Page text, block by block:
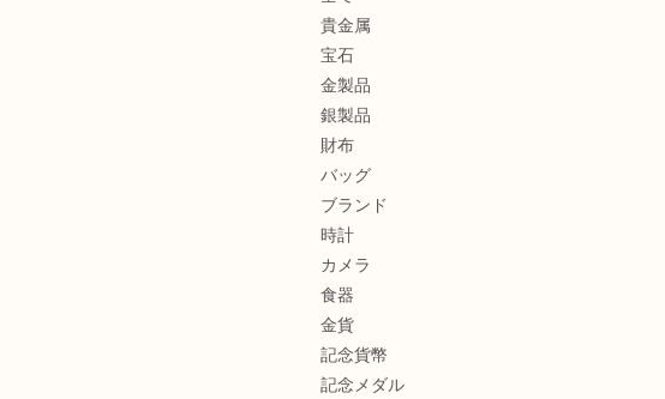
貴金属
宝石
金製品
銀製品
財布
バッグ
ブランド
時計
カメラ
食器
金貨
記念貨幣
記念メダル